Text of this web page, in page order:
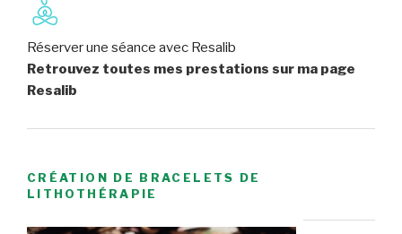
Réserver une séance avec Resalib
Retrouvez toutes mes prestations sur ma page
Resalib
CRÉATION DE BRACELETS DE
LITHOTHÉRAPIE